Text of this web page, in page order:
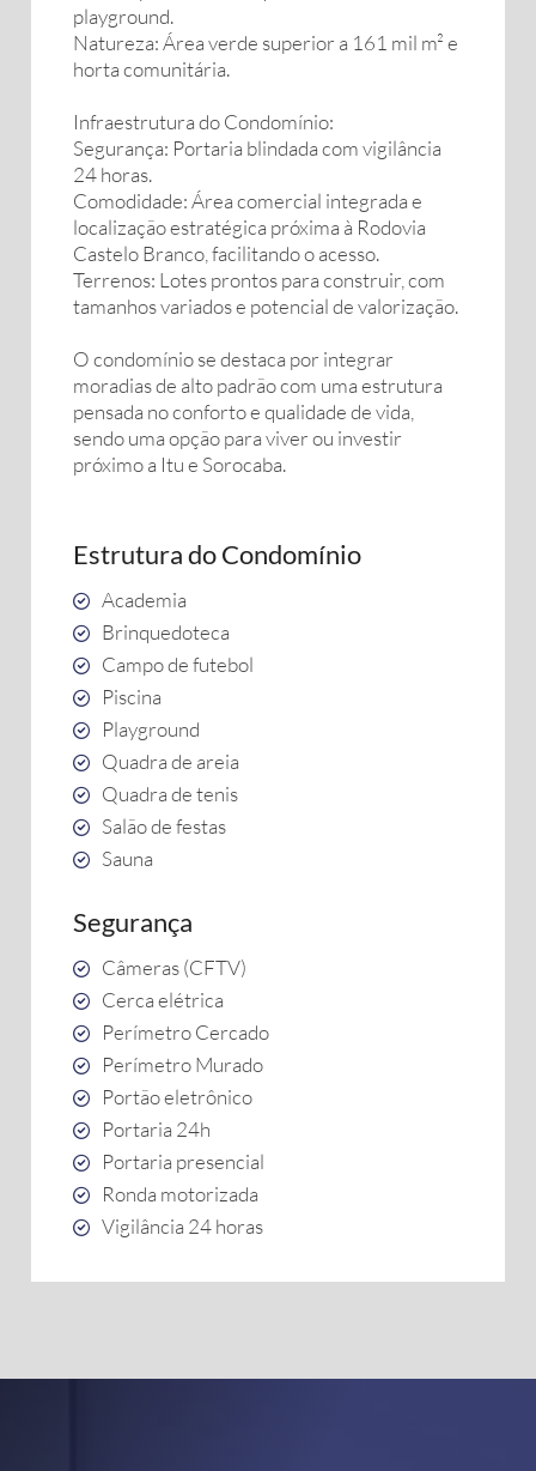
playground.
Natureza: Área verde superior a 161 mil m² e
horta comunitária.
Infraestrutura do Condomínio:
Segurança: Portaria blindada com vigilância
24 horas.
Comodidade: Área comercial integrada e
localização estratégica próxima à Rodovia
Castelo Branco, facilitando o acesso.
Terrenos: Lotes prontos para construir, com
tamanhos variados e potencial de valorização.
O condomínio se destaca por integrar
moradias de alto padrão com uma estrutura
pensada no conforto e qualidade de vida,
sendo uma opção para viver ou investir
próximo a Itu e Sorocaba.
Estrutura do Condomínio
Academia
Brinquedoteca
Campo de futebol
Piscina
Playground
Quadra de areia
Quadra de tenis
Salão de festas
Sauna
Segurança
Câmeras (CFTV)
Cerca elétrica
Perímetro Cercado
Perímetro Murado
Portão eletrônico
Portaria 24h
Portaria presencial
Ronda motorizada
Vigilância 24 horas